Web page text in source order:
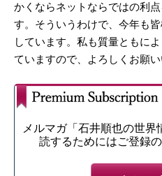
かくならネットならではの利
す。そういうわけで、今年も
しています。私も質量ともに
ていますので、よろしくお願い
メルマガ「石井順也の世
読するためにはご登録